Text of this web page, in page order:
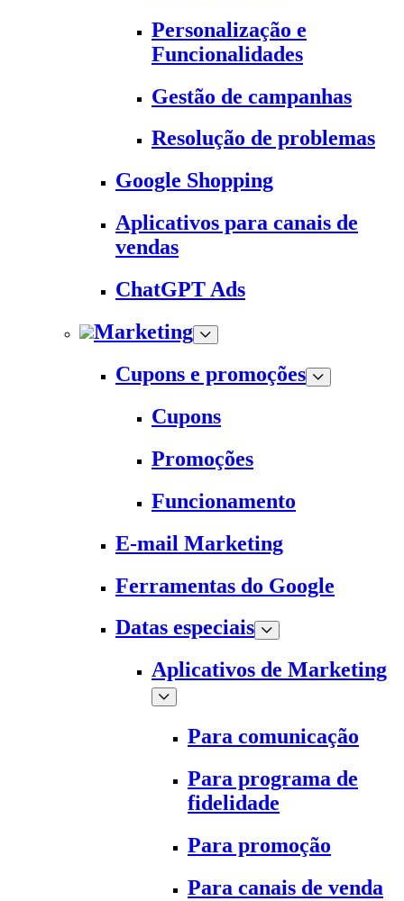
Personalização e
Funcionalidades
Gestão de campanhas
Resolução de problemas
Google Shopping
Aplicativos para canais de
vendas
ChatGPT Ads
Marketing
Cupons e promoções
Cupons
Promoções
Funcionamento
E-mail Marketing
Ferramentas do Google
Datas especiais
Aplicativos de Marketing
Para comunicação
Para programa de
fidelidade
Para promoção
Para canais de venda